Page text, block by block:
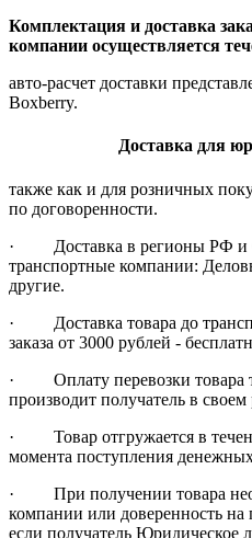
Комплектация и доставка
компании осуществляется
авто-расчет доставки
Boxberry.
Доставка для
также как и для розничных
по договоренности.
· Доставка в регионы РФ и
транспортные компании:
другие.
· Доставка товара до
заказа от 3000 рублей -
· Оплату перевозки товара
производит получатель в своем
· Товар отгружается в
момента поступления
· При получении товара
компании или доверенность на
если получатель Юридическое